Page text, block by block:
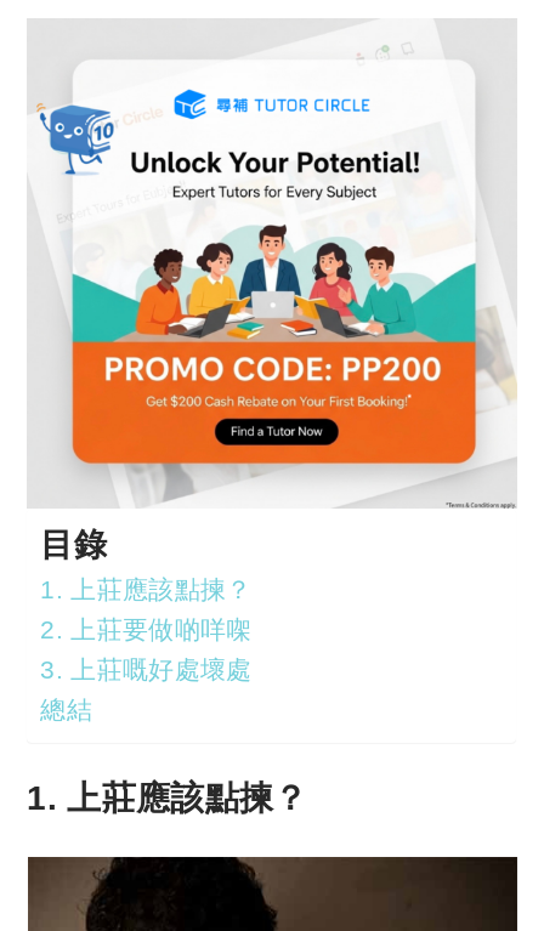
目錄
1. 上莊應該點揀？
2. 上莊要做啲咩㗎
3. 上莊嘅好處壞處
總結
1. 上莊應該點揀？